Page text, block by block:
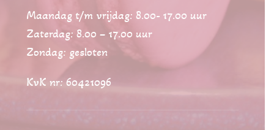
Maandag t/m vrijdag: 8.00- 17.00 uur
Zaterdag: 8.00 – 17.00 uur
Zondag: gesloten
KvK nr: 60421096